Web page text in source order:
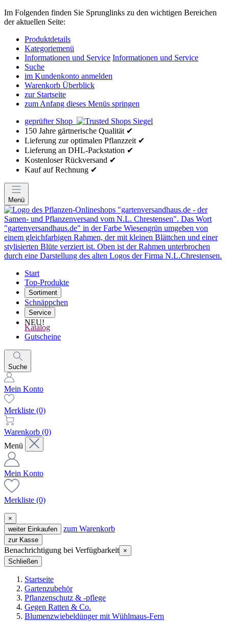
Im Folgenden finden Sie Sprunglinks zu den wichtigen Bereichen
der aktuellen Seite:
Produktdetails
Kategoriemenü
Informationen und Service Informationen und Service
Suche
im Kundenkonto anmelden
Warenkorb Überblick
zur Startseite
zum Anfang dieses Menüs springen
geprüfter Shop
150 Jahre gärtnerische Qualität ✔
Lieferung zur optimalen Pflanzzeit ✔
Lieferung an DHL-Packstation ✔
Kostenloser Rückversand ✔
Kauf auf Rechnung ✔
Menü
Start
Top-Produkte
Sortiment
Schnäppchen
Service
NEU!
Katalog
Gutscheine
Suche
Mein Konto
Merkliste (0)
Warenkorb (0)
Menü
Mein Konto
Merkliste (0)
×
weiter Einkaufen
zum Warenkorb
zur Kasse
Benachrichtigung bei Verfügbarkeit ×
Schließen
Startseite
Gartenzubehör
Pflanzenschutz & -pflege
Gegen Ratten & Co.
Blumenzwiebeldünger mit Wühlmaus-Fern